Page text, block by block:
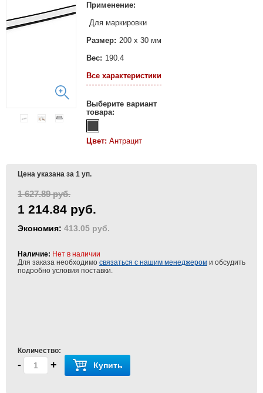
Применение:
Для маркировки
Размер: 200 x 30 мм
Вес: 190.4
Все характеристики
Выберите вариант
товара:
Цвет: Антрацит
Цена указана за 1 уп.
1 627.89 руб.
1 214.84 руб.
Экономия: 413.05 руб.
Наличие: Нет в наличии
Для заказа необходимо связаться с нашим менеджером и обсудить
подробно условия поставки.
Количество:
- + Купить